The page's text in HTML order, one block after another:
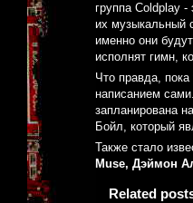
группа Coldplay
их музыкальный
именно они
исполнят гимн,
Что правда,
написанием
запланирована
Бойл, который
Также стало
Muse, Дэймон
Related